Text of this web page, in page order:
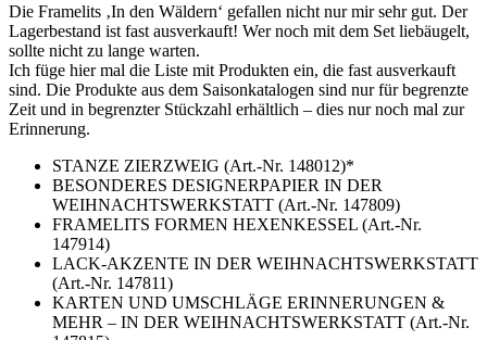
Die Framelits ‚In den Wäldern‘ gefallen nicht nur mir sehr gut. Der
Lagerbestand ist fast ausverkauft! Wer noch mit dem Set liebäugelt,
sollte nicht zu lange warten.
Ich füge hier mal die Liste mit Produkten ein, die fast ausverkauft
sind. Die Produkte aus dem Saisonkatalogen sind nur für begrenzte
Zeit und in begrenzter Stückzahl erhältlich – dies nur noch mal zur
Erinnerung.
STANZE ZIERZWEIG (Art.-Nr. 148012)*
BESONDERES DESIGNERPAPIER IN DER
WEIHNACHTSWERKSTATT (Art.-Nr. 147809)
FRAMELITS FORMEN HEXENKESSEL (Art.-Nr.
147914)
LACK-AKZENTE IN DER WEIHNACHTSWERKSTATT
(Art.-Nr. 147811)
KARTEN UND UMSCHLÄGE ERINNERUNGEN &
MEHR – IN DER WEIHNACHTSWERKSTATT (Art.-Nr.